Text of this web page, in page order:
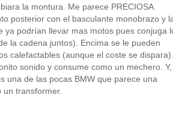
la montura. Me parece PRECIOSA.
posterior con el basculante monobrazo y
ya podrían llevar mas motos pues conjuga
la cadena juntos). Encima se le pueden
calefactables (aunque el coste se dispara).
sonido y consume como un mechero. Y,
una de las pocas BMW que parece una
un transformer.